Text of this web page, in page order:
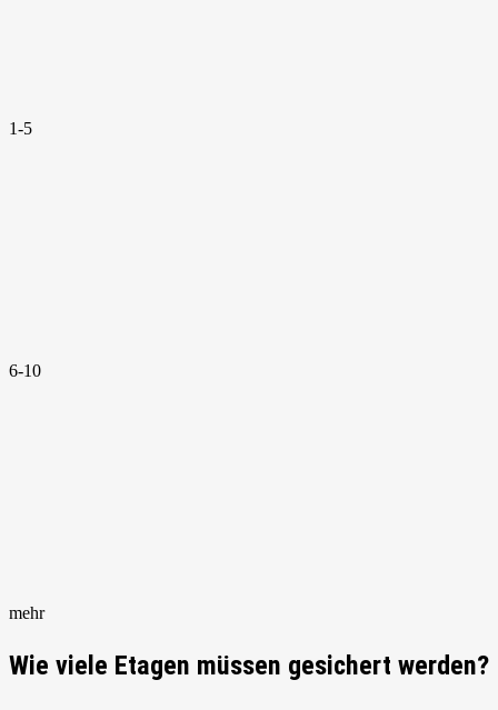
1-5
6-10
mehr
Wie viele Etagen müssen gesichert werden?